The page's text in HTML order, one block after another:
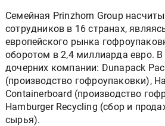
Семейная Prinzhorn Group
сотрудников в 16 странах,
европейского рынка
оборотом в 2,4 миллиарда евро. В
дочерних компании: Dunapack
(производство гофроупаковки),
Containerboard (производство
Hamburger Recycling (сбор и
сырья).